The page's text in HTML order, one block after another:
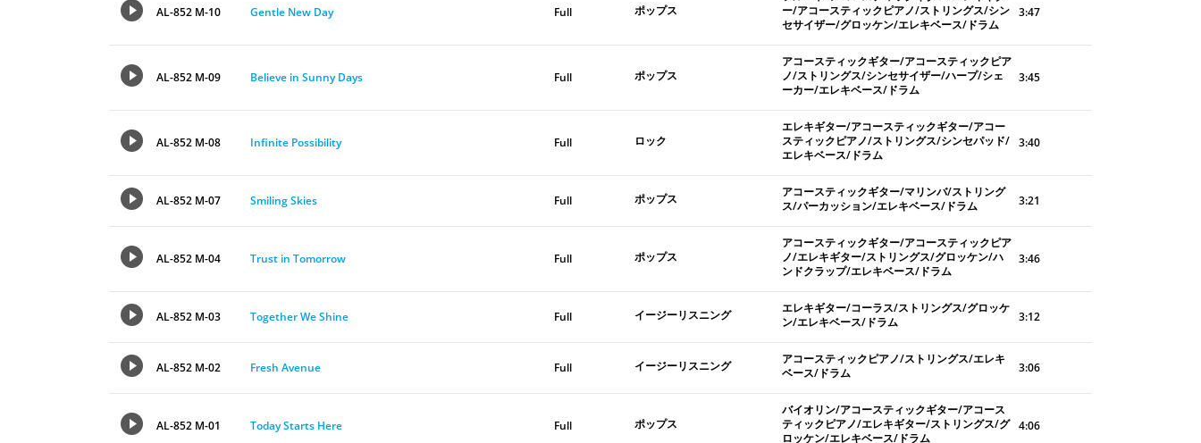
AL-852 M-10 Gentle New Day Full ポップス
ー/アコースティックピアノ/ストリングス/シン
セサイザー/グロッケン/エレキベース/ドラム
3:47
AL-852 M-09 Believe in Sunny Days Full ポップス
アコースティックギター/アコースティックピア
ノ/ストリングス/シンセサイザー/ハープ/シェ
ーカー/エレキベース/ドラム
3:45
AL-852 M-08 Infinite Possibility Full ロック
エレキギター/アコースティックギター/アコー
スティックピアノ/ストリングス/シンセパッド/
エレキベース/ドラム
3:40
AL-852 M-07 Smiling Skies Full ポップス
アコースティックギター/マリンバ/ストリング
ス/パーカッション/エレキベース/ドラム
3:21
AL-852 M-04 Trust in Tomorrow Full ポップス
アコースティックギター/アコースティックピア
ノ/エレキギター/ストリングス/グロッケン/ハ
ンドクラップ/エレキベース/ドラム
3:46
AL-852 M-03 Together We Shine Full イージーリスニング
エレキギター/コーラス/ストリングス/グロッケ
ン/エレキベース/ドラム
3:12
AL-852 M-02 Fresh Avenue Full イージーリスニング
アコースティックピアノ/ストリングス/エレキ
ベース/ドラム
3:06
AL-852 M-01 Today Starts Here Full ポップス
バイオリン/アコースティックギター/アコース
ティックピアノ/エレキギター/ストリングス/グ
ロッケン/エレキベース/ドラム
4:06